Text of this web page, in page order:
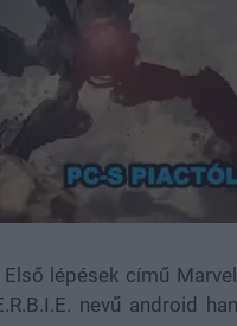
lépések című
nevű android